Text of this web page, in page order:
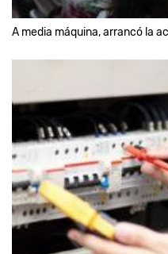
A media máquina, arrancó la